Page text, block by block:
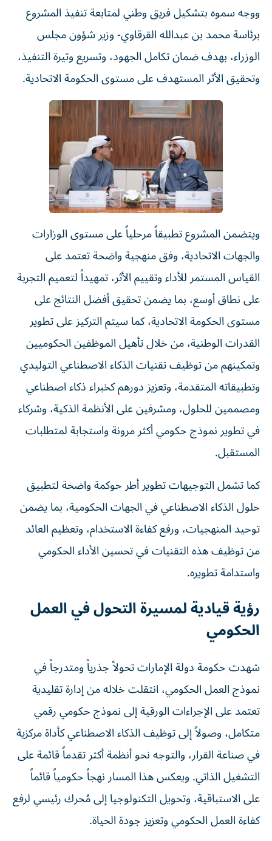
ووجه سموه بتشكيل فريق وطني لمتابعة تنفيذ المشروع
برئاسة محمد بن عبدالله القرقاوي- وزير شؤون مجلس
الوزراء، بهدف ضمان تكامل الجهود، وتسريع وتيرة التنفيذ،
وتحقيق الأثر المستهدف على مستوى الحكومة الاتحادية.
ويتضمن المشروع تطبيقاً مرحلياً على مستوى الوزارات
والجهات الاتحادية، وفق منهجية واضحة تعتمد على
القياس المستمر للأداء وتقييم الأثر، تمهيداً لتعميم التجربة
على نطاق أوسع، بما يضمن تحقيق أفضل النتائج على
مستوى الحكومة الاتحادية، كما سيتم التركيز على تطوير
القدرات الوطنية، من خلال تأهيل الموظفين الحكوميين
وتمكينهم من توظيف تقنيات الذكاء الاصطناعي التوليدي
وتطبيقاته المتقدمة، وتعزيز دورهم كخبراء ذكاء اصطناعي
ومصممين للحلول، ومشرفين على الأنظمة الذكية، وشركاء
في تطوير نموذج حكومي أكثر مرونة واستجابة لمتطلبات
المستقبل.
كما تشمل التوجيهات تطوير أطر حوكمة واضحة لتطبيق
حلول الذكاء الاصطناعي في الجهات الحكومية، بما يضمن
توحيد المنهجيات، ورفع كفاءة الاستخدام، وتعظيم العائد
من توظيف هذه التقنيات في تحسين الأداء الحكومي
واستدامة تطويره.
رؤية قيادية لمسيرة التحول في العمل
الحكومي
شهدت حكومة دولة الإمارات تحولاً جذرياً ومتدرجاً في
نموذج العمل الحكومي، انتقلت خلاله من إدارة تقليدية
تعتمد على الإجراءات الورقية إلى نموذج حكومي رقمي
متكامل، وصولاً إلى توظيف الذكاء الاصطناعي كأداة مركزية
في صناعة القرار، والتوجه نحو أنظمة أكثر تقدماً قائمة على
التشغيل الذاتي. ويعكس هذا المسار نهجاً حكومياً قائماً
على الاستباقية، وتحويل التكنولوجيا إلى مُحرك رئيسي لرفع
كفاءة العمل الحكومي وتعزيز جودة الحياة.